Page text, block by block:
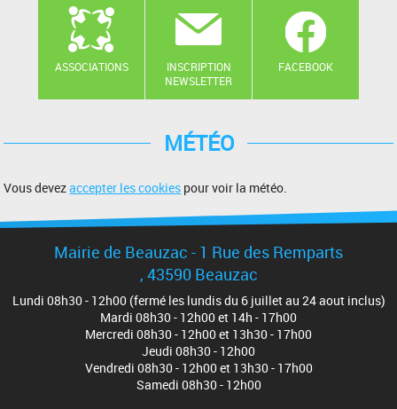
ASSOCIATIONS
INSCRIPTION
NEWSLETTER
FACEBOOK
MÉTÉO
Vous devezaccepter les cookies pour voir la météo.
Mairie de Beauzac - 1 Rue des Remparts
, 43590 Beauzac
Lundi 08h30 - 12h00 (fermé les lundis du 6 juillet au 24 aout inclus)
Mardi 08h30 - 12h00 et 14h - 17h00
Mercredi 08h30 - 12h00 et 13h30 - 17h00
Jeudi 08h30 - 12h00
Vendredi 08h30 - 12h00 et 13h30 - 17h00
Samedi 08h30 - 12h00